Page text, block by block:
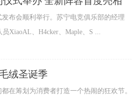
布会顺利举行。苏宁电竞俱乐部的经理
XiaoAL、H4cker、Maple、S ...
绒圣诞季
在筹划为消费者打造一个热闹的狂欢节。